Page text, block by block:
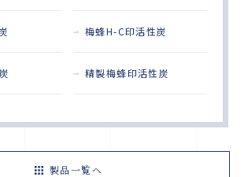
梅蜂H-C印活性炭
精製梅蜂印活性炭
製品一覧へ